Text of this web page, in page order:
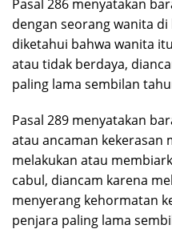
Pasal 286 menyatakan
dengan seorang wanita
diketahui bahwa wanita
atau tidak berdaya,
paling lama sembilan
Pasal 289 menyatakan
atau ancaman kekerasan
melakukan atau
cabul, diancam karena
menyerang kehormatan
penjara paling lama